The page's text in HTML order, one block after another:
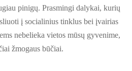
pinigų. Prasmingi dalykai, kurių
į socialinius tinklus bei įvairias
nebelieka vietos mūsų gyvenime,
žmogaus būčiai.